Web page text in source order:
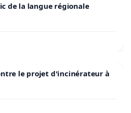
de la langue régionale
le projet d'incinérateur à